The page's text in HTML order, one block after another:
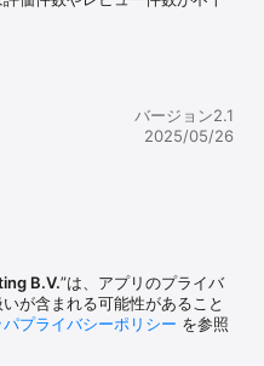
with a diverse set of
presents 20 randomly
and comprehensive
Dutch, French, German,
app eBook purchase.
testing environment
or any of your actions
role, cognitive
バージョン2.1
2025/05/26
B.V.”は、アプリのプライバ
が含まれる可能性があること
プライバシーポリシー を参照